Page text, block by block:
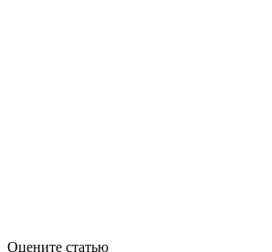
Оцените статью